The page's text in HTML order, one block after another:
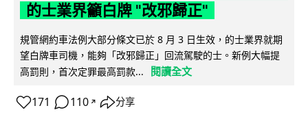
的士業界籲白牌 "改邪歸正"
規管網約車法例大部分條文已於 8 月 3 日生效，的士業界就期
望白牌車司機，能夠「改邪歸正」回流駕駛的士。新例大幅提
高罰則，首次定罪最高罰款...
閱讀全文
171 110 ↗ 分享